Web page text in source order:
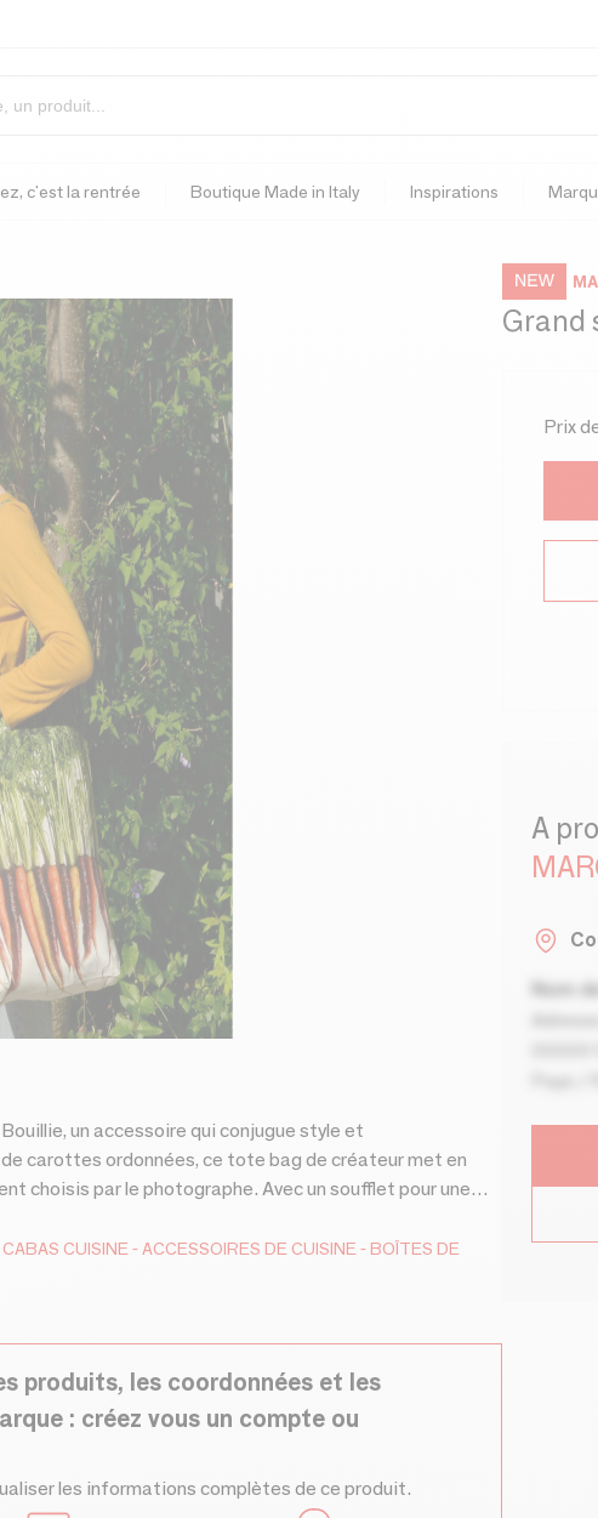
c'est la rentrée Boutique Made in Italy Inspirations
un accessoire qui conjugue style et
carottes ordonnées, ce tote bag de créateur met en
choisis par le photographe. Avec un soufflet pour une
x 6 cm. Fabriqué intégralement en France à partir de
restent fraîches, et le design, toujours élégant.
!
CUISINE ACCESSOIRES DE CUISINE
BOÎTES DE
produits, les coordonnées et les
: créez vous un compte ou
les informations complètes de ce produit.
Grand
Prix
A
Nom
Pays /